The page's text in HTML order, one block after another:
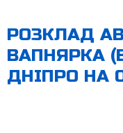
РОЗКЛАД
ВАПНЯРКА
ДНІПРО НА